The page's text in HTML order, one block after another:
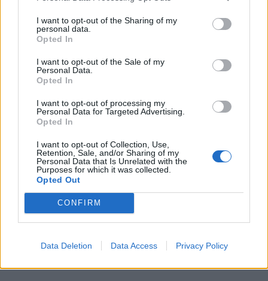
I want to opt-out of the Sharing of my
personal data.
Opted In
I want to opt-out of the Sale of my
Personal Data.
Opted In
I want to opt-out of processing my
Personal Data for Targeted Advertising.
Opted In
I want to opt-out of Collection, Use,
Retention, Sale, and/or Sharing of my
Personal Data that Is Unrelated with the
Purposes for which it was collected.
Opted Out
CONFIRM
Data Deletion Data Access Privacy Policy
tridimensionali simulati, testando in tempo reale gli
effetti delle variazioni architettoniche e ambientali. Tra
percezione visiva degli spazi e le variazioni atmosferiche
e di temperatura. Barbara Piga sottolinea come queste
capacità interattive e collaborative migliorino la
comprensione e gli effetti delle soluzioni progettuali,
contribuendo alla qualità degli ambienti urbani.
allo sviluppo diexp-EIA, una metodologia innovativa che
integra una app di realtà aumentata e virtuale e una
web-platform per la pianificazione urbana partecipativa.
Questo ecosistema fornisce una valutazione delle
esperienze soggettive dei luoghi e dei bisogni della
comunità, ora integrato nel LPT. Marco Boffi evidenzia
come le nuove funzionalità psico-sociali permettano di
fisiche dei luoghi e la loro dimensione psicologica,